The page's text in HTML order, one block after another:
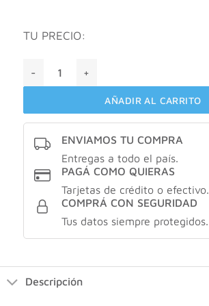
TU PRECIO:
AÑADIR AL CARRITO
ENVIAMOS TU COMPRA
Entregas a todo el país.
PAGÁ COMO QUIERAS
Tarjetas de crédito o efectivo.
COMPRÁ CON SEGURIDAD
Tus datos siempre protegidos.
Descripción